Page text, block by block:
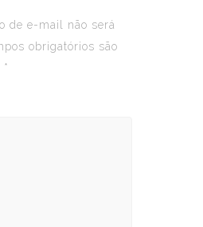
de e-mail não será
obrigatórios são
*